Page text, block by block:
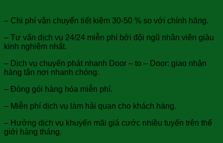
– Chi phí vận chuyển tiết kiệm 30-50 % so với chính hãng.
– Tư vấn dịch vụ 24/24 miễn phí bởi đội ngũ nhân viên giàu
kinh nghiệm nhất.
– Dịch vụ chuyển phát nhanh Door – to – Door: giao nhận
hàng tận nơi nhanh chóng.
– Đóng gói hàng hóa miễn phí.
– Miễn phí dịch vụ làm hải quan cho khách hàng.
– Hưởng dịch vụ khuyến mãi giá cước nhiều tuyến trên thế
giới hàng tháng.